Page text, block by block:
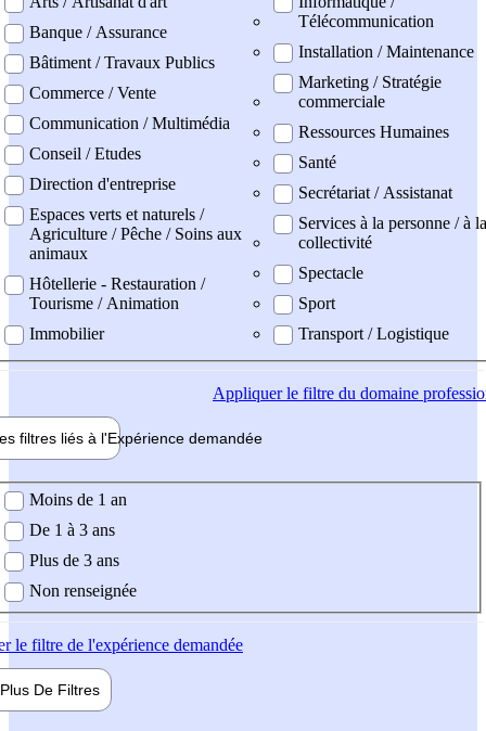
Banque / Assurance
Bâtiment / Travaux Publics
Commerce / Vente
Communication / Multimédia
Conseil / Etudes
Direction d'entreprise
Espaces verts et naturels /
Agriculture / Pêche / Soins aux
animaux
Hôtellerie - Restauration /
Tourisme / Animation
Immobilier
Télécommunication
Installation / Maintenance
Marketing / Stratégie
commerciale
Ressources Humaines
Santé
Secrétariat / Assistanat
Services à la personne / à la
collectivité
Spectacle
Sport
Transport / Logistique
Appliquerle filtre du domaine
filtres liés à l'Expérience demandée
demandée
Moins de 1 an
De 1 à 3 ans
Plus de 3 ans
Non renseignée
le filtre de l'expérience demandée
Plus De Filtres